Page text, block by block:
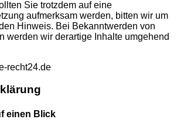
Sie trotzdem auf eine
aufmerksam werden, bitten wir um
Hinweis. Bei Bekanntwerden von
werden wir derartige Inhalte umgehend
recht24.de
einen Blick